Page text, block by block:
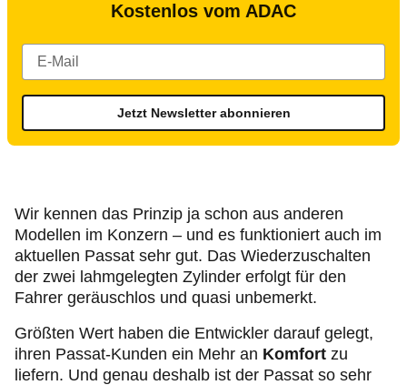
Kostenlos vom ADAC
Jetzt Newsletter abonnieren
Wir kennen das Prinzip ja schon aus anderen
Modellen im Konzern – und es funktioniert auch im
aktuellen Passat sehr gut. Das Wiederzuschalten
der zwei lahmgelegten Zylinder erfolgt für den
Fahrer geräuschlos und quasi unbemerkt.
Größten Wert haben die Entwickler darauf gelegt,
ihren Passat-Kunden ein Mehr an Komfort zu
liefern. Und genau deshalb ist der Passat so sehr